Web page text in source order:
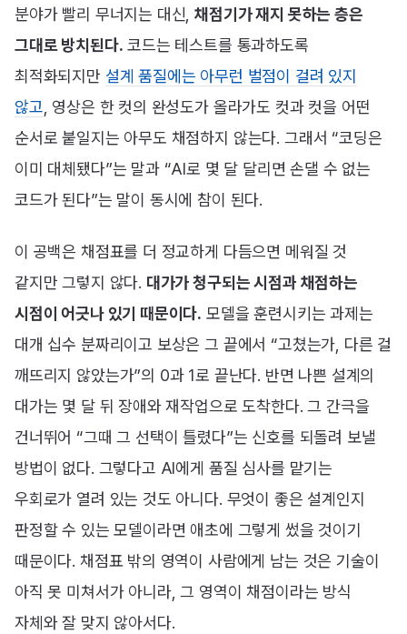
분야가 빨리 무너지는 대신,채점기가 재지 못하는 층은
그대로 방치된다. 코드는 테스트를 통과하도록
최적화되지만 설계 품질에는 아무런 벌점이 걸려 있지
않고, 영상은 한 컷의 완성도가 올라가도 컷과 컷을 어떤
순서로 붙일지는 아무도 채점하지 않는다. 그래서 “코딩은
이미 대체됐다”는 말과 “AI로 몇 달 달리면 손댈 수 없는
코드가 된다”는 말이 동시에 참이 된다.
이 공백은 채점표를 더 정교하게 다듬으면 메워질 것
같지만 그렇지 않다. 대가가 청구되는 시점과 채점하는
시점이 어긋나 있기 때문이다. 모델을 훈련시키는 과제는
대개 십수 분짜리이고 보상은 그 끝에서 “고쳤는가, 다른 걸
깨뜨리지 않았는가”의 0과 1로 끝난다. 반면 나쁜 설계의
대가는 몇 달 뒤 장애와 재작업으로 도착한다. 그 간극을
건너뛰어 “그때 그 선택이 틀렸다”는 신호를 되돌려 보낼
방법이 없다. 그렇다고 AI에게 품질 심사를 맡기는
우회로가 열려 있는 것도 아니다. 무엇이 좋은 설계인지
판정할 수 있는 모델이라면 애초에 그렇게 썼을 것이기
때문이다. 채점표 밖의 영역이 사람에게 남는 것은 기술이
아직 못 미쳐서가 아니라, 그 영역이 채점이라는 방식
자체와 잘 맞지 않아서다.